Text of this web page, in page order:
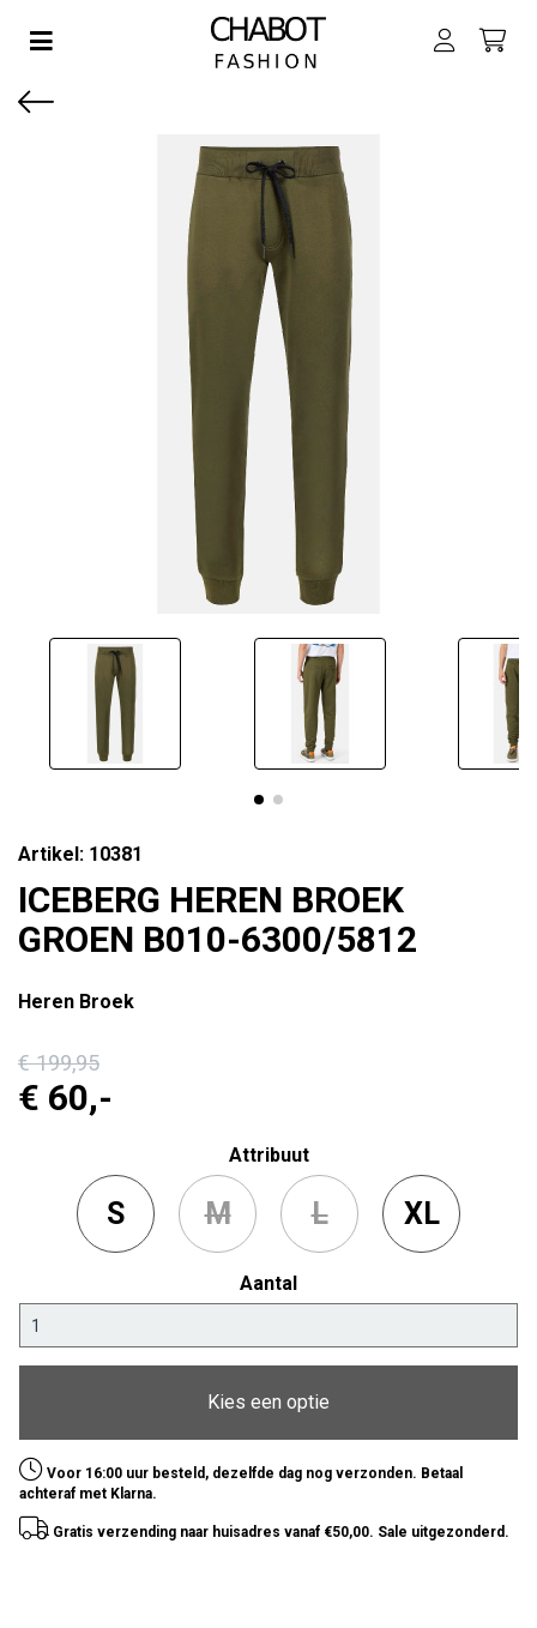
SUBMENU (DAMES)
SUBMENU (HEREN)
SUBMENU (JONGENS)
SUBMENU (MEISJES)
Toggle navigation
Artikel: 10381
ICEBERG HEREN BROEK
GROEN B010-6300/5812
Heren Broek
€ 199,95
€ 60,-
Attribuut
S M L XL
Aantal
Kies een optie
Voor 16:00 uur besteld, dezelfde dag nog verzonden. Betaal
achteraf met Klarna.
Gratis verzending naar huisadres vanaf €50,00. Sale uitgezonderd.